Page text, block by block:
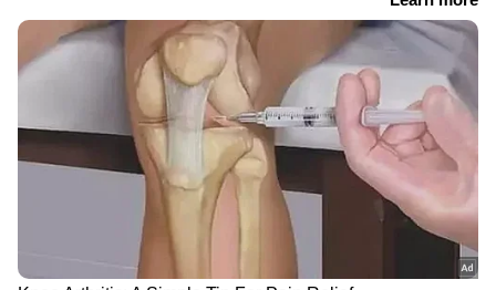
'പേടി മരിച്ചവരെയല്ല
അടർന്നുവീഴുന്ന
കോൺക്രീറ്റുകളെ';ഹെൽമറ്റ് വച്ച്
ശ്മശാനത്തിൽ ജോലി
ചെയ്യുകയാണ് സലീന